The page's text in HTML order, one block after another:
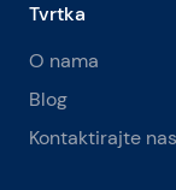
Tvrtka
O nama
Blog
Kontaktirajte nas